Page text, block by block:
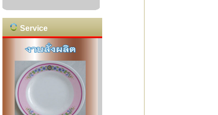
Service